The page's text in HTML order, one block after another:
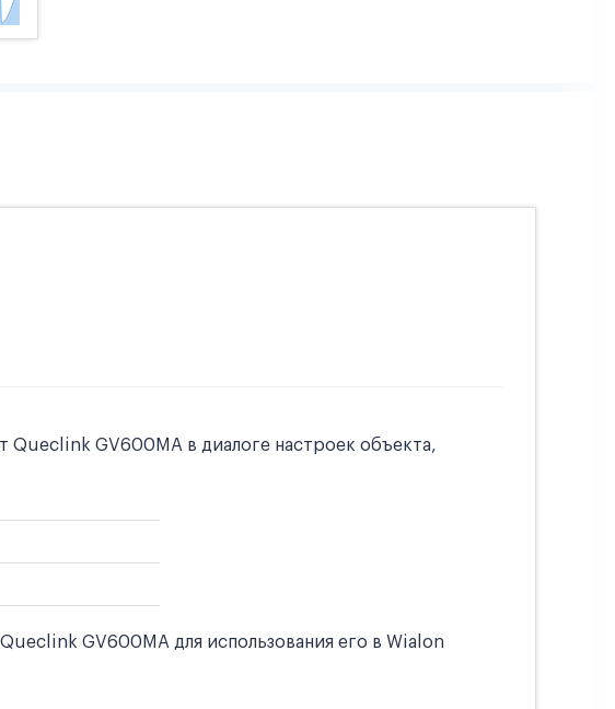
GV600MA в диалоге настроек объекта,
GV600MA для использования его в Wialon